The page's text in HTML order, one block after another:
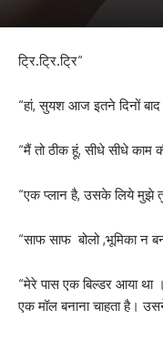
ट्रि.ट्रि.ट्रि“
“हां, सुयश आज इतने दिनों बाद
“मैं तो ठीक हूं, सीधे सीधे काम
“एक प्लान है, उसके लिये मुझे
“साफ साफ बोलो ,भूमिका न
“मेरे पास एक बिल्डर आया
एक मॉल बनाना चाहता है।